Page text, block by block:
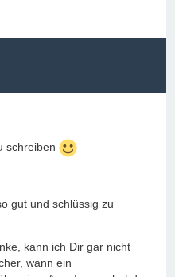
schreiben
gut und schlüssig zu
kann ich Dir gar nicht
wann ein